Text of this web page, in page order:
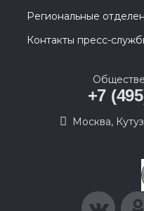
Региональные
Контакты пресс-
+7
Москва,